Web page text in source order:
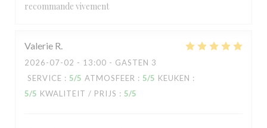
recommande vivement
Valerie R
2026-07-02 - 13:00 - GASTEN 3
SERVICE : 5/5 ATMOSFEER : 5/5 KEUKEN :
5/5 KWALITEIT / PRIJS : 5/5